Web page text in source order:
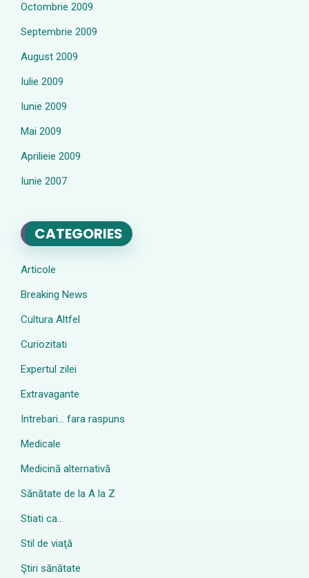
Octombrie 2009
Septembrie 2009
August 2009
Iulie 2009
Iunie 2009
Mai 2009
Aprilieie 2009
Iunie 2007
CATEGORIES
Articole
Breaking News
Cultura Altfel
Curiozitati
Expertul zilei
Extravagante
Intrebari… fara raspuns
Medicale
Medicină alternativă
Sănătate de la A la Z
Stiati ca…
Stil de viaţă
Ştiri sănătate